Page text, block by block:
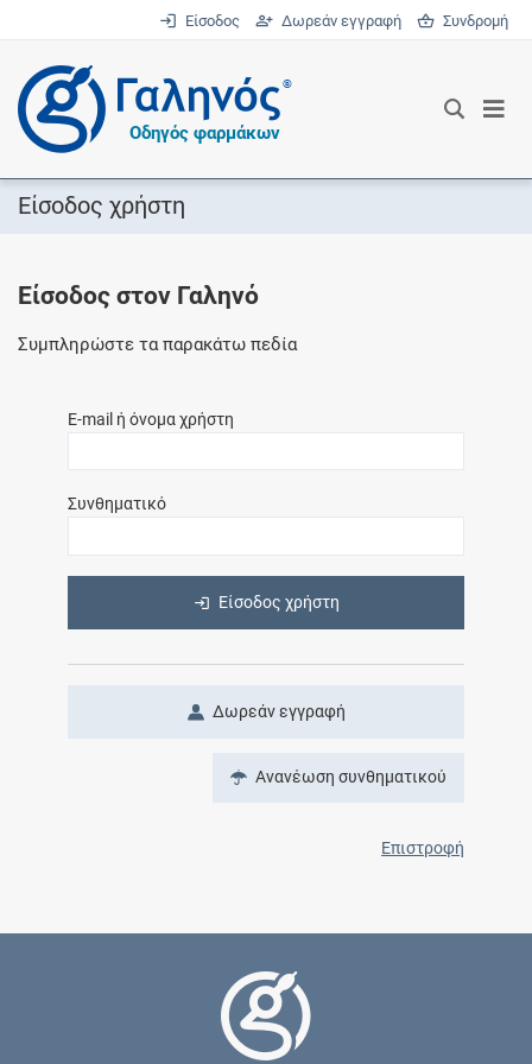
Είσοδος Δωρεάν εγγραφή Συνδρομή
®
Οδηγός φαρμάκων
Είσοδος χρήστη
Είσοδος στον Γαληνό
Συμπληρώστε τα παρακάτω πεδία
E-mail ή όνομα χρήστη
Συνθηματικό
Είσοδος χρήστη
Δωρεάν εγγραφή
Ανανέωση συνθηματικού
Επιστροφή